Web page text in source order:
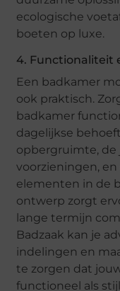
ecologische
boeten op luxe.
4. Functionaliteit
Een badkamer
ook praktisch.
badkamer
dagelijkse
opbergruimte, de
voorzieningen,
elementen in de
ontwerp zorgt
lange termijn
Badzaak kan je
indelingen en
te zorgen dat
functioneel als